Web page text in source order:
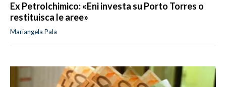
Ex Petrolchimico: «Eni investa su Porto Torres o
restituisca le aree»
Mariangela Pala